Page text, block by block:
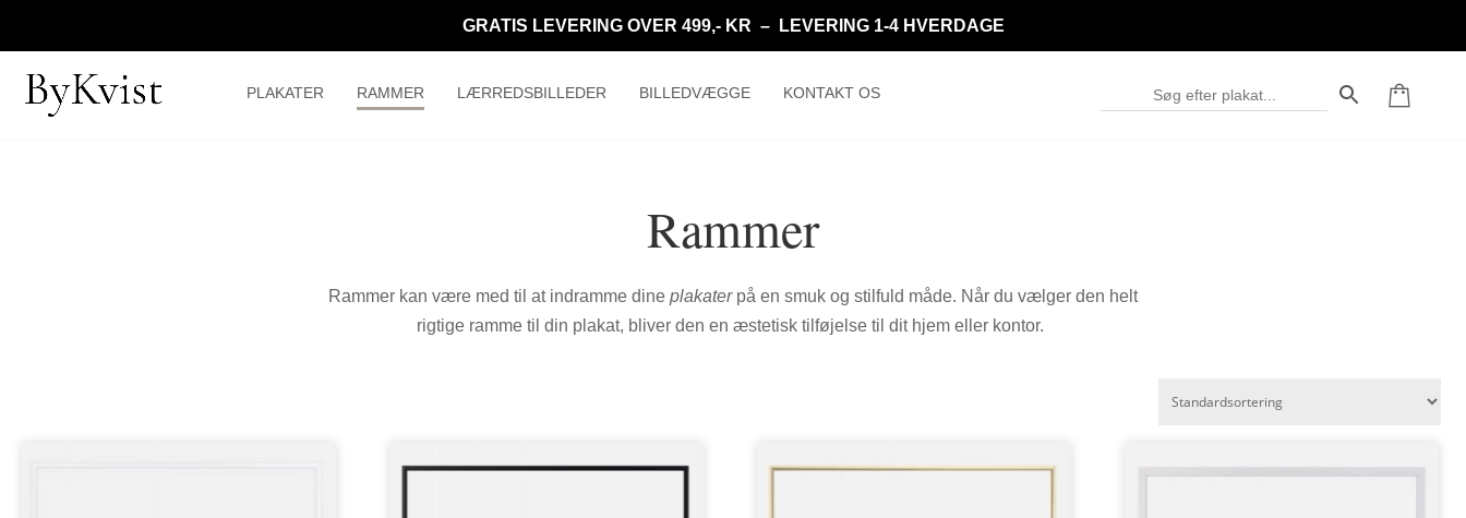
GRATIS LEVERING OVER 499,- KR – LEVERING 1-4 HVERDAGE
PLAKATER RAMMER LÆRREDSBILLEDER BILLEDVÆGGE KONTAKT OS
Rammer
Rammer kan være med til at indramme dine plakaterpå en smuk og stilfuld måde. Når du vælger den helt
rigtige ramme til din plakat, bliver den en æstetisk tilføjelse til dit hjem eller kontor.